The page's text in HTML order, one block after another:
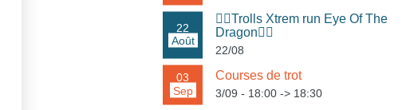
Août
22
🏃‍♀️Trolls Xtrem run Eye Of The
Dragon🏃‍♂️
22/08
Sep
03 Courses de trot
3/09 - 18:00 -> 18:30